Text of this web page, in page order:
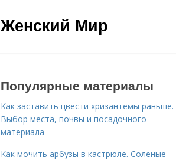
Женский Мир
Популярные материалы
Как заставить цвести хризантемы раньше.
Выбор места, почвы и посадочного
материала
Как мочить арбузы в кастрюле. Соленые